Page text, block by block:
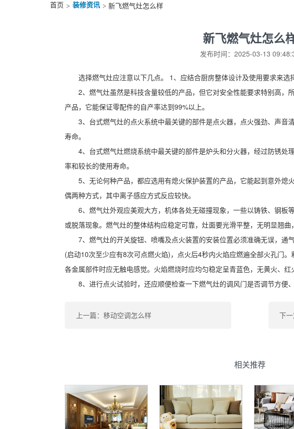
首页 > 装修资讯 > 新飞燃气灶怎么样
新飞燃气灶怎么
发布时间：2025-03-13
选择燃气灶应注意以下几点。 1、应结合厨房整体设计及使用要求来选
2、燃气灶虽然是科技含量较低的产品，但它对安全性能要求特别高，
产品，它能保证零配件的自产率达到99%以上。
3、台式燃气灶的点火系统中最关键的部件是点火器，点火强劲、声音
寿命。
4、台式燃气灶燃烧系统中最关键的部件是炉头和分火器，经过防锈处
率和较长的使用寿命。
5、无论何种产品，都应选用有熄火保护装置的产品，它能起到意外熄
偶两种方式，其中离子感应方式反应较快。
6、燃气灶外观应美观大方，机体各处无碰撞现象，一些以铸铁、钢板
或脱落现象。燃气灶的整体结构应稳定可靠，灶面要光滑平整，无明显翘曲
7、燃气灶的开关旋钮、喷嘴及点火装置的安装位置必须准确无误，通
(启动10次至少应有8次可点燃火焰)，点火后4秒内火焰应燃遍全部火孔门
各金属部件时应无触电感觉。火焰燃烧时应均匀稳定呈青蓝色，无黄火、红
8、进行点火试验时，还应顺便检查一下燃气灶的调风门是否调节方便
上一篇：移动空调怎么样 下
相关推荐